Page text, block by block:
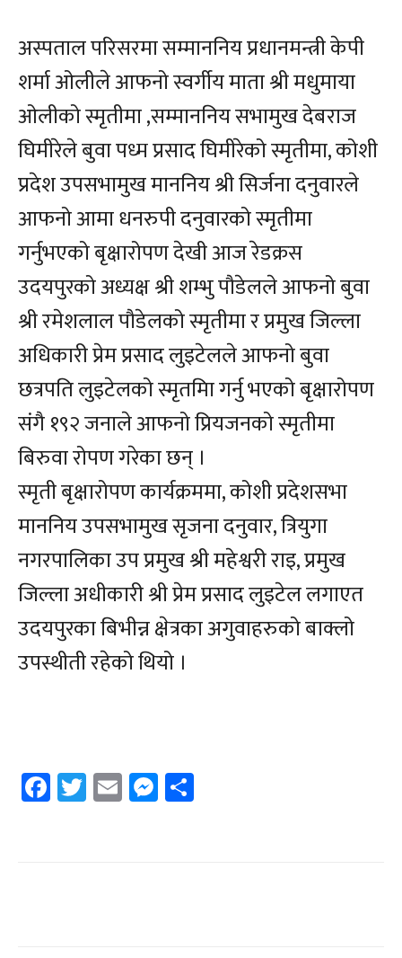
अस्पताल परिसरमा सम्माननिय प्रधानमन्त्री केपी
शर्मा ओलीले आफनो स्वर्गीय माता श्री मधुमाया
ओलीको स्मृतीमा ,सम्माननिय सभामुख देबराज
घिमीरेले बुवा पध्म प्रसाद घिमीरेको स्मृतीमा, कोशी
प्रदेश उपसभामुख माननिय श्री सिर्जना दनुवारले
आफनो आमा धनरुपी दनुवारको स्मृतीमा
गर्नुभएको बृक्षारोपण देखी आज रेडक्रस
उदयपुरको अध्यक्ष श्री शम्भु पौडेलले आफनो बुवा
श्री रमेशलाल पौडेलको स्मृतीमा र प्रमुख जिल्ला
अधिकारी प्रेम प्रसाद लुइटेलले आफनो बुवा
छत्रपति लुइटेलको स्मृतमिा गर्नु भएको बृक्षारोपण
संगै १९२ जनाले आफनो प्रियजनको स्मृतीमा
बिरुवा रोपण गरेका छन् ।
स्मृती बृक्षारोपण कार्यक्रममा, कोशी प्रदेशसभा
माननिय उपसभामुख सृजना दनुवार, त्रियुगा
नगरपालिका उप प्रमुख श्री महेश्वरी राइ, प्रमुख
जिल्ला अधीकारी श्री प्रेम प्रसाद लुइटेल लगाएत
उदयपुरका बिभीन्न क्षेत्रका अगुवाहरुको बाक्लो
उपस्थीती रहेको थियो ।
Facebook
Twitter
EmailMessenger